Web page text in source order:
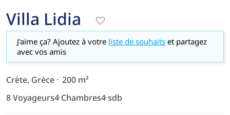
Villa Lidia
J'aime ça? Ajoutez à votre liste de souhaits et partagez
avec vos amis
Crète, Grèce
200 m²
8 Voyageurs4 Chambres4 sdb